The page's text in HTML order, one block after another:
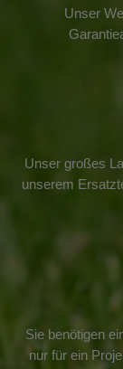
Unser
Unser großes
unserem
Sie benötigen
nur für ein